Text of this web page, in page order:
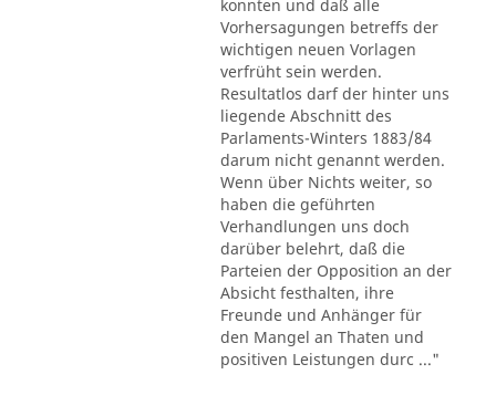
konnten und daß alle
Vorhersagungen betreffs der
wichtigen neuen Vorlagen
verfrüht sein werden.
Resultatlos darf der hinter uns
liegende Abschnitt des
Parlaments-Winters 1883/84
darum nicht genannt werden.
Wenn über Nichts weiter, so
haben die geführten
Verhandlungen uns doch
darüber belehrt, daß die
Parteien der Opposition an der
Absicht festhalten, ihre
Freunde und Anhänger für
den Mangel an Thaten und
positiven Leistungen durc ..."